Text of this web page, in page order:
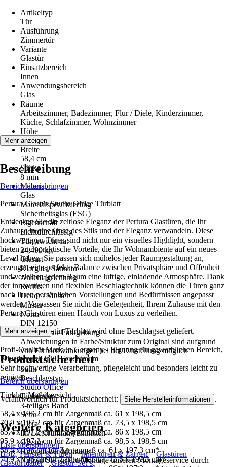
Artikeltyp
Tür
Ausführung
Zimmertür
Variante
Glastür
Einsatzbereich
Innen
Anwendungsbereich
Glas
Räume
Arbeitszimmer, Badezimmer, Flur / Diele, Kinderzimmer,
Küche, Schlafzimmer, Wohnzimmer
Höhe
208,5 cm
Breite
58,4 cm
Stärke
8 mm
Material
Glas
Materialspezifizierung
Sicherheitsglas (ESG)
Eigenschaft
Lichtdurchlässig
Türgewicht ca.
24,490 kg
Glasart
Klarglas, Satinato
Anschlagrichtung
Rechts
Dekor / Muster
Muster
Norm
DIN 12150
Hinweis zur Farbgebung
Abweichungen in Farbe/Struktur zum Original sind aufgrund
von Farbschwankungen bei der Darstellung möglich
Motiv
Satin
Beschlagstyp
Studio Office
Türbänder
3-teiliges Band
Serie
Glera
Im Lieferumfang enthalten
Glastür
Hinweis zur Montage
Nutzen Sie für die Montage unseren Montageservice durch
Mehr anzeigen
Beschreibung
Bereich überspringen
Pertura Glastür Studio Office Türblatt
Entdecken Sie die zeitlose Eleganz der Pertura Glastüren, die Ihr
Zuhause in eine Oase des Stils und der Eleganz verwandeln. Diese
hochwertigen Türen sind nicht nur ein visuelles Highlight, sondern
bieten auch praktische Vorteile, die Ihr Wohnambiente auf ein neues
Level heben. Sie passen sich mühelos jeder Raumgestaltung an,
erzeugen eine perfekte Balance zwischen Privatsphäre und Offenheit
und verleihen jedem Raum eine luftige, einladende Atmosphäre. Dank
der innovativen und flexiblen Beschlagtechnik können die Türen ganz
nach Ihren persönlichen Vorstellungen und Bedürfnissen angepasst
werden. Verpassen Sie nicht die Gelegenheit, Ihrem Zuhause mit den
Pertura Glastüren einen Hauch von Luxus zu verleihen.
Das Pertura Glastür Türblatt wird ohne Beschlagset geliefert.
Profi-Qualität Made in Germany - Eignung für gewerblichen Bereich,
Privatbereich inkl. Feuchtraum
Sehr hochwertige Verarbeitung, pflegeleicht und besonders leicht zu
reinigen
Türblatt-Maßübersicht
58,4 x 197,2 cm für Zargenmaß ca. 61 x 198,5 cm
70,9 x 197,2 cm für Zargenmaß ca. 73,5 x 198,5 cm
83,4 x 197,2 cm für Zargenmaß ca. 86 x 198,5 cm
95,9 x 197,2 cm für Zargenmaß ca. 98,5 x 198,5 cm
58,4 x 196 cm für Zargenmaß ca. 61 x 197,3 cm*
70,9 x 196 cm für Zargenmaß ca. 73,5 x 197,3 cm*
Mehr anzeigen
Produktsicherheit
Bereich überspringen
Verantwortlich für Produktsicherheit: Siehe Herstellerinformationen .
Weitere Kategorien
Liste überspringen
Holz, Fenster & Türen
Innentüren & Zargen
Glastüren
Glastürblätter
Glastür-Set´s